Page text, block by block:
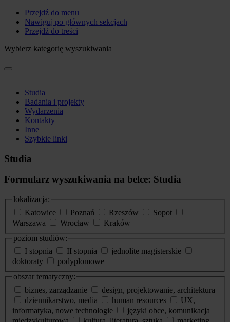
Przejdź do menu
Nawiguj po głównych sekcjach
Przejdź do treści
Wybierz kategorię wyszukiwania
Studia
Badania i projekty
Wydarzenia
Kontakty
Inne
Szybkie linki
Studia
Formularz wyszukiwania na belce: Studia
lokalizacja:
Katowice
Poznań Rzeszów
Sopot
Warszawa
Wrocław
Kraków
poziom studiów:
I stopnia
II stopnia
jednolite magisterskie
doktoraty
podyplomowe
obszar tematyczny:
biznes, zarządzanie
design, projektowanie, architektura
dziennikarstwo, media
human resources
UX,
informatyka, nowe technologie
języki obce, komunikacja